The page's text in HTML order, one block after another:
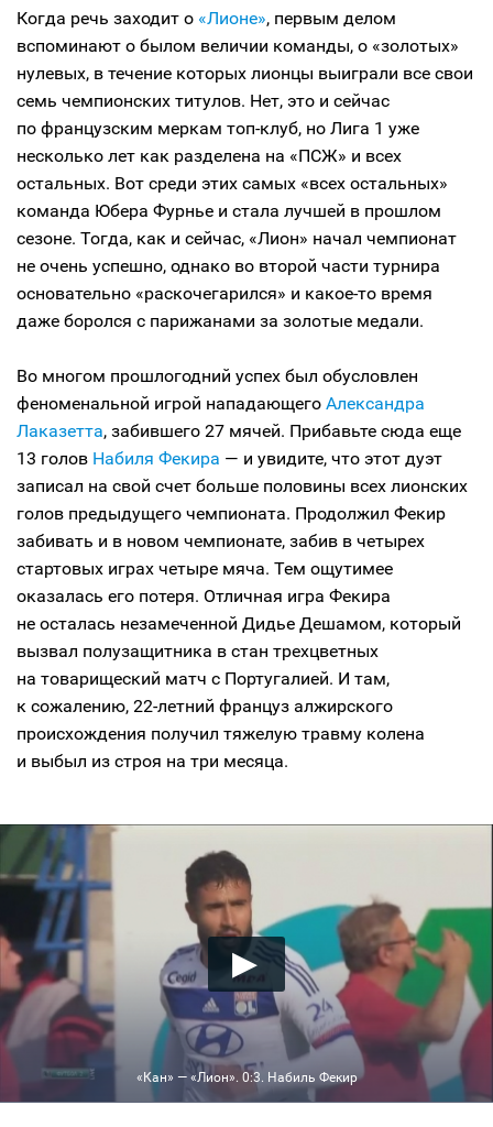
Когда речь заходит о «Лионе», первым делом
вспоминают о былом величии команды, о «золотых»
нулевых, в течение которых лионцы выиграли все свои
семь чемпионских титулов. Нет, это и сейчас
по французским меркам топ-клуб, но Лига 1 уже
несколько лет как разделена на «ПСЖ» и всех
остальных. Вот среди этих самых «всех остальных»
команда Юбера Фурнье и стала лучшей в прошлом
сезоне. Тогда, как и сейчас, «Лион» начал чемпионат
не очень успешно, однако во второй части турнира
основательно «раскочегарился» и какое-то время
даже боролся с парижанами за золотые медали.
Во многом прошлогодний успех был обусловлен
феноменальной игрой нападающего Александра
Лаказетта, забившего 27 мячей. Прибавьте сюда еще
13 голов Набиля Фекира — и увидите, что этот дуэт
записал на свой счет больше половины всех лионских
голов предыдущего чемпионата. Продолжил Фекир
забивать и в новом чемпионате, забив в четырех
стартовых играх четыре мяча. Тем ощутимее
оказалась его потеря. Отличная игра Фекира
не осталась незамеченной Дидье Дешамом, который
вызвал полузащитника в стан трехцветных
на товарищеский матч с Португалией. И там,
к сожалению, 22-летний француз алжирского
происхождения получил тяжелую травму колена
и выбыл из строя на три месяца.
«Кан» — «Лион». 0:3. Набиль Фекир